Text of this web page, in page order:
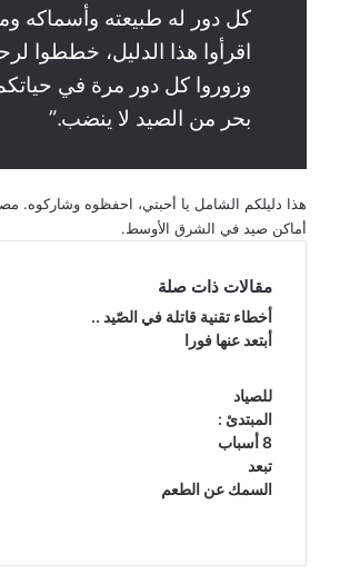
كل دور له طبيعته وأسماكه
اقرأوا هذا الدليل، خططوا
وزوروا كل دور مرة في
بحر من الصيد لا ينضب.”
هذا دليلكم الشامل يا أحبتي، احفظوه وشاركوه.
أماكن صيد في الشرق الأوسط.
مقالات ذات صلة
أخطاء تقنية قاتلة في الصّيد ..
أبتعد عنها فورا
للصياد
المبتدئ :
8 أسباب
تبعد
السمك عن الطعم